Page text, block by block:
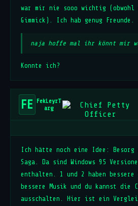
war mir nie sooo wichtig
Gimmick). Ich hab genug Freunde.
naja hoffe mal ihr könnt mir
Konnte ich?
FE
FekLeyrT
arg
Ich hätte noch eine Idee:
Saga. Da sind Windows 95
enthalten. 1 und 2 haben bessere
bessere Musik und du kannst die
ausschalten. Hier ist ein